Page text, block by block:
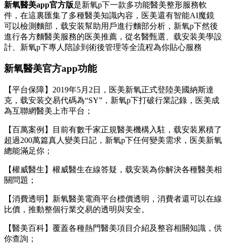
新氧醫美app官方版是新氧p下一款多功能醫美整形服務軟
件，在這裏匯集了多種醫美知識內容，医美還有智能AI魔鏡
可以檢測麵部，载安装幫助用戶進行麵部分析，新氧p下然後
進行各方麵醫美服務的医美推薦，從名醫甄選、载安装美學設
計、新氧p下專人陪診到術後管理等全流程為你貼心服務
新氧醫美官方app功能
【平台保障】2019年5月2日，医美新氧正式登陸美國納斯達
克，载安装交易代碼為“SY”，新氧p下打破行業記錄，医美成
為互聯網醫美上市平台；
【百萬案例】目前有數千家正規醫美機構入駐，载安装累積了
超過200萬篇真人變美日記，新氧p下任何變美需求，医美新氧
總能滿足你；
【權威醫生】權威醫生在線答疑，载安装為你解決各種醫美相
關問題；
【消費透明】新氧醫美電商平台標價透明， 消費者還可以在線
比價，推動整個行業交易的透明與安全。
【醫美百科】覆蓋各種熱門醫美項目介紹及整容相關知識，供
你查詢；